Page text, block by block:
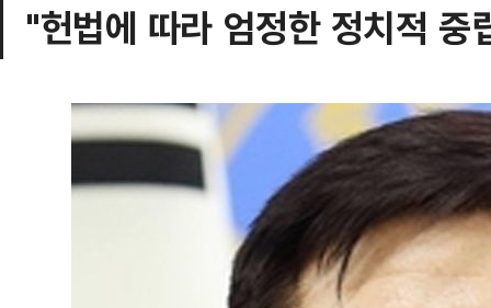
"헌법에 따라 엄정한 정치적 중